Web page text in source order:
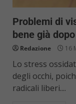
Problemi di
bene già
Redazione 16
Lo stress
degli occhi,
radicali liberi....